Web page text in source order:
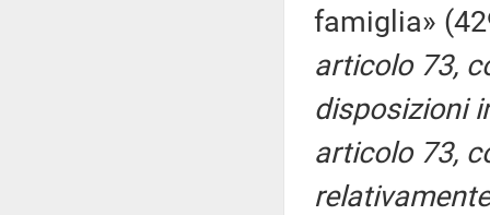
famiglia»
articolo 73,
disposizioni
articolo 73,